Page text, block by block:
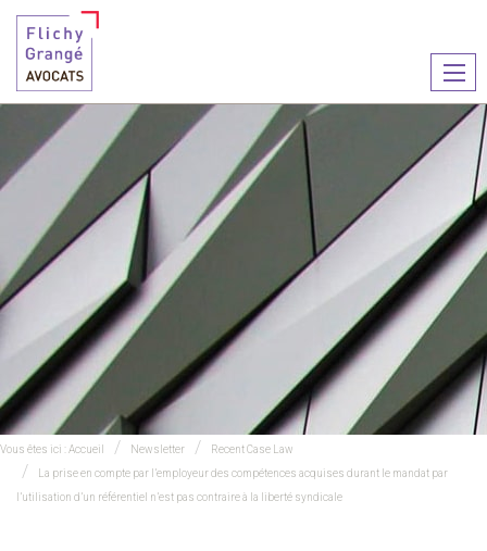
le
Vous êtes ici :Accueil Newsletter
Recent Case Law
La prise en compte par l’employeur des compétences acquises durant le mandat par
l’utilisation d’un référentiel n’est pas contraire à la liberté syndicale